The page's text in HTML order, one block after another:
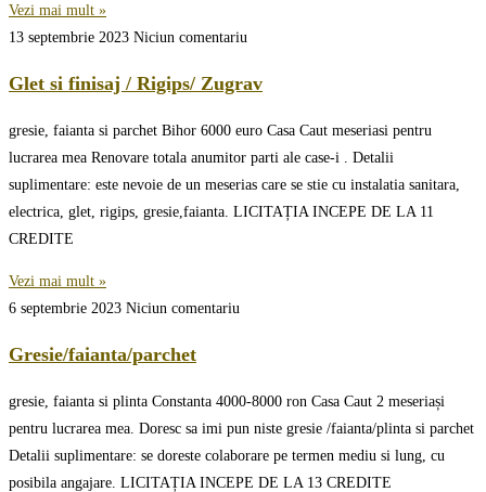
Vezi mai mult »
13 septembrie 2023 Niciun comentariu
Glet si finisaj / Rigips/ Zugrav
gresie, faianta si parchet Bihor 6000 euro Casa Caut meseriasi pentru
lucrarea mea Renovare totala anumitor parti ale case-i . Detalii
suplimentare: este nevoie de un meserias care se stie cu instalatia sanitara,
electrica, glet, rigips, gresie,faianta. LICITAȚIA INCEPE DE LA 11
CREDITE
Vezi mai mult »
6 septembrie 2023 Niciun comentariu
Gresie/faianta/parchet
gresie, faianta si plinta Constanta 4000-8000 ron Casa Caut 2 meseriași
pentru lucrarea mea. Doresc sa imi pun niste gresie /faianta/plinta si parchet
Detalii suplimentare: se doreste colaborare pe termen mediu si lung, cu
posibila angajare. LICITAȚIA INCEPE DE LA 13 CREDITE